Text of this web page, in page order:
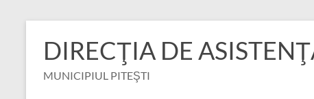
contentDIRECŢIA DE
MUNICIPIUL PITEŞTI